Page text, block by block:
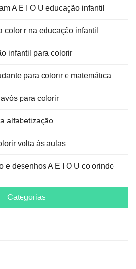
A E I O U educação infantil
colorir na educação infantil
infantil para colorir
para colorir e matemática
para colorir
alfabetização
volta às aulas
e desenhos A E I O U colorindo
Categorias